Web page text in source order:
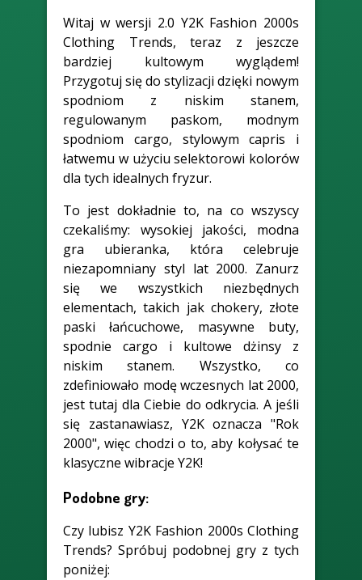
Witaj w wersji 2.0 Y2K Fashion 2000s
Clothing Trends, teraz z jeszcze
bardziej kultowym wyglądem!
Przygotuj się do stylizacji dzięki nowym
spodniom z niskim stanem,
regulowanym paskom, modnym
spodniom cargo, stylowym capris i
łatwemu w użyciu selektorowi kolorów
dla tych idealnych fryzur.
To jest dokładnie to, na co wszyscy
czekaliśmy: wysokiej jakości, modna
gra ubieranka, która celebruje
niezapomniany styl lat 2000. Zanurz
się we wszystkich niezbędnych
elementach, takich jak chokery, złote
paski łańcuchowe, masywne buty,
spodnie cargo i kultowe dżinsy z
niskim stanem. Wszystko, co
zdefiniowało modę wczesnych lat 2000,
jest tutaj dla Ciebie do odkrycia. A jeśli
się zastanawiasz, Y2K oznacza "Rok
2000", więc chodzi o to, aby kołysać te
klasyczne wibracje Y2K!
Podobne gry:
Czy lubisz Y2K Fashion 2000s Clothing
Trends? Spróbuj podobnej gry z tych
poniżej: